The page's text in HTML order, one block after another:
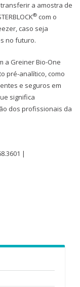
a amostra de
® com o
caso seja
no futuro.
a Greiner Bio-One
pré-analítico, como
e seguros em
significa
dos profissionais da
|